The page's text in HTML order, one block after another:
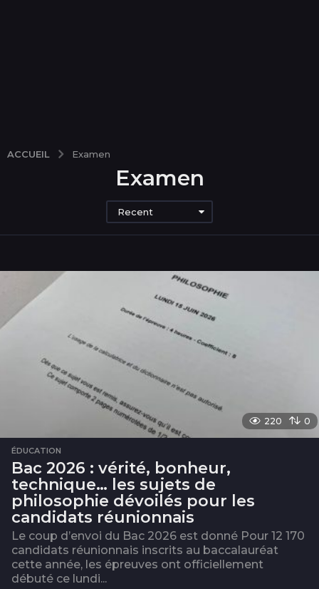
ACCUEIL Examen
Examen
Recent
220 0
ÉDUCATION
Bac 2026 : vérité, bonheur,
technique… les sujets de
philosophie dévoilés pour les
candidats réunionnais
Le coup d’envoi du Bac 2026 est donné Pour 12 170
candidats réunionnais inscrits au baccalauréat
cette année, les épreuves ont officiellement
débuté ce lundi...